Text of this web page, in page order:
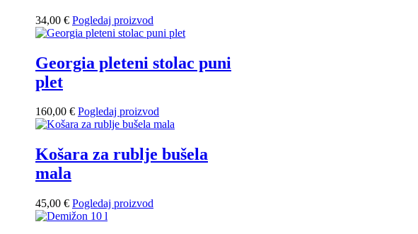
34,00 € Pogledaj proizvod
Georgia pleteni stolac puni
plet
160,00 € Pogledaj proizvod
Košara za rublje bušela
mala
45,00 € Pogledaj proizvod